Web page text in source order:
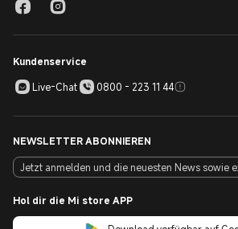
Kundenservice
Live-Chat
0800 - 223 11 44
NEWSLETTER ABONNIEREN
Hol dir die Mi store APP